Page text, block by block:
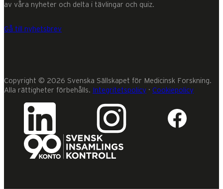
av våra nyheter och delta i tävlingar och quiz.
Gå till nyhetsbrev
Copyright © 2026 Svenska Sällskapet för Medicinsk Forskning.
Alla rättigheter förbehålls. Integritetspolicy · Cookiepolicy